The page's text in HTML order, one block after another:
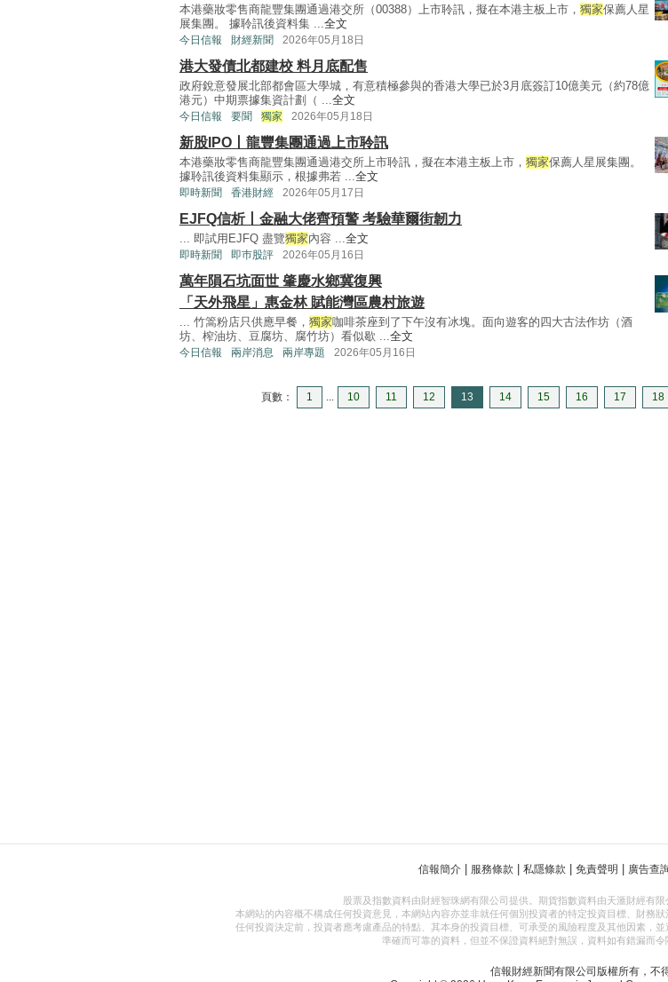
本港藥妝零售商龍豐集團通過港交所（00388）上市聆訊，擬在本港主板上市， 獨家保薦人星
展集團。 據聆訊後資料集 ... 全文
今日信報 財經新聞 2026年05月18日
港大發債北都建校 料月底配售
政府銳意發展北部都會區大學城，有意積極參與的香港大學已於3月底簽訂10億美元（約78億
港元）中期票據集資計劃（ ... 全文
今日信報 要聞 獨家 2026年05月18日
新股IPO丨龍豐集團通過上市聆訊
本港藥妝零售商龍豐集團通過港交所上市聆訊，擬在本港主板上市， 獨家保薦人星展集團。
據聆訊後資料集顯示，根據弗若 ... 全文
即時新聞 香港財經 2026年05月17日
EJFQ信析丨金融大佬齊預警 考驗華爾街韌力
... 即試用EJFQ 盡覽獨家內容 ... 全文
即時新聞 即巿股評 2026年05月16日
萬年隕石坑面世 肇慶水鄉冀復興
「天外飛星」惠金林 賦能灣區農村旅遊
... 竹篙粉店只供應早餐， 獨家咖啡茶座到了下午沒有冰塊。面向遊客的四大古法作坊（酒
坊、榨油坊、豆腐坊、腐竹坊）看似歇 ... 全文
今日信報 兩岸消息 兩岸專題 2026年05月16日
頁數： 1 10 11 12 13 14 15 16 17 18
信報簡介 | 服務條款 | 私隱條款 | 免責聲明 | 廣告查
股票及指數資料由財經智珠網有限公司提供。期貨指數資料由天滙財經有
本網站的內容概不構成任何投資意見，本網站內容亦並非就任何個別投資者的特定投資目標、財務
任何投資決定前，投資者應考慮產品的特點、其本身的投資目標、可承受的風險程度及其他因素，
準確而可靠的資料，但並不保證資料絕對無誤，資料如有錯漏而令
信報財經新聞有限公司版權所有，不